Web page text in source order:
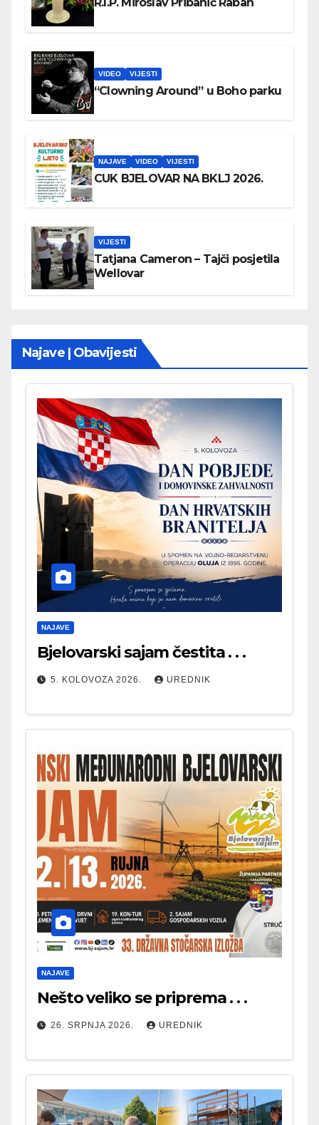
R.I.P. Miroslav Pribanić Raban
VIDEO VIJESTI
“Clowning Around” u Boho parku
NAJAVE VIDEO VIJESTI
CUK BJELOVAR NA BKLJ 2026.
VIJESTI
Tatjana Cameron – Tajči posjetila
Wellovar
Najave | Obavijesti
NAJAVE
Bjelovarski sajam čestita . . .
5. KOLOVOZA 2026. UREDNIK
NAJAVE
Nešto veliko se priprema . . .
26. SRPNJA 2026. UREDNIK